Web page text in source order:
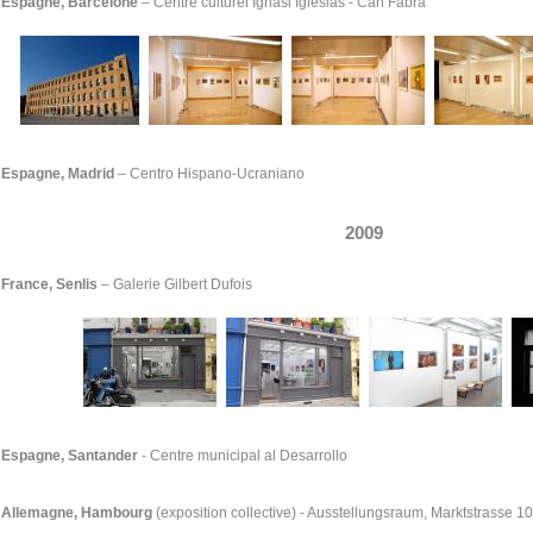
Espagne, Madrid – Centro Hispano-Ucraniano
2009
France, Senlis – Galerie Gilbert Dufois
Santander - Centre municipal al Desarrollo
Hambourg (exposition collective) - Ausstellungsraum, Marktstrasse